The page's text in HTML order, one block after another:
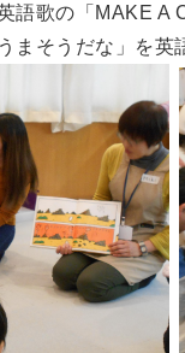
語歌の「MAKE A
まそうだな」を英